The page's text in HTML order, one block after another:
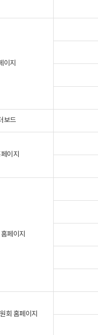
이지
보드
이지
페이지
회 홈페이지